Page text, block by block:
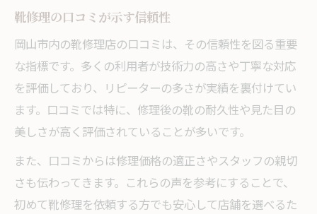
靴修理の口コミが示す信頼性
岡山市内の靴修理店の口コミは、その信頼性を図る重要
な指標です。多くの利用者が技術力の高さや丁寧な対応
を評価しており、リピーターの多さが実績を裏付けてい
ます。口コミでは特に、修理後の靴の耐久性や見た目の
美しさが高く評価されていることが多いです。
また、口コミからは修理価格の適正さやスタッフの親切
さも伝わってきます。これらの声を参考にすることで、
初めて靴修理を依頼する方でも安心して店舗を選べるた